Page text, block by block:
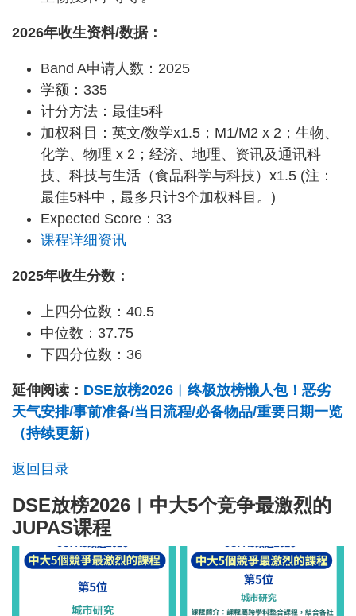
2026年收生资料/数据：
Band A申请人数：2025
学额：335
计分方法：最佳5科
加权科目：英文/数学x1.5；M1/M2 x 2；生物、
化学、物理 x 2；经济、地理、资讯及通讯科
技、科技与生活（食品科学与科技）x1.5 (注：
最佳5科中，最多只计3个加权科目。)
Expected Score：33
课程详细资讯
2025年收生分数：
上四分位数：40.5
中位数：37.75
下四分位数：36
延伸阅读： DSE放榜2026︱终极放榜懒人包！恶劣
天气安排/事前准备/当日流程/必备物品/重要日期一览
（持续更新）
返回目录
DSE放榜2026︱中大5个竞争最激烈的
JUPAS课程